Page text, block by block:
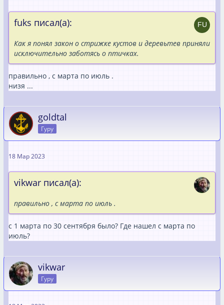
fuks писал(а):
Как я понял закон о стрижке кустов и деревьтев приняли
исключительно заботясь о птичках.
правильно , с марта по июль .
низя ...
goldtal
Гуру
18 Мар 2023
vikwar писал(а):
правильно , с марта по июль .
с 1 марта по 30 сентября было? Где нашел с марта по
июль?
vikwar
Гуру